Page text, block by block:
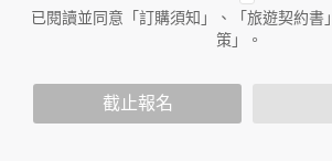
二、個人資料的蒐集、處理及利用方式
當您造訪本網站或使用本網站所提供之功能
範圍內處理及利用您的個人資料；非經您書
會將個人資料用於其他用途。
已閱讀並同意「訂購須知」、「旅遊契約書
策」。
截止報名